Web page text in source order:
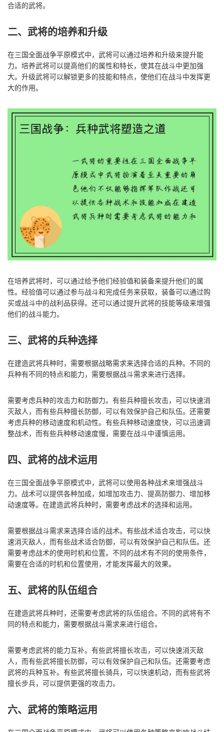
合适的武将。
二、武将的培养和升级
在三国全面战争平原模式中，武将可以通过培养和升级来提升能
力。培养武将可以提高他们的属性和特长，使其在战斗中更加强
大。升级武将可以解锁更多的技能和特点，使他们在战斗中发挥更
大的作用。
在培养武将时，可以通过给予他们经验值和装备来提升他们的属
性。经验值可以通过参与战斗和完成任务来获取，装备可以通过购
买或战斗中的战利品获得。还可以通过提升武将的技能等级来增强
他们的战斗能力。
三、武将的兵种选择
在建造武将兵种时，需要根据战略需求来选择合适的兵种。不同的
兵种有不同的特点和能力，需要根据战斗需求来进行选择。
需要考虑兵种的攻击力和防御力。有些兵种擅长攻击，可以快速消
灭敌人，而有些兵种擅长防御，可以有效保护自己和队伍。还需要
考虑兵种的移动速度和机动性。有些兵种移动速度快，可以迅速调
整战术，而有些兵种移动速度慢，需要在战斗中谨慎运用。
四、武将的战术运用
在三国全面战争平原模式中，武将可以使用各种战术来增强战斗
力。战术可以提供各种加成，如增加攻击力、提高防御力、增加移
动速度等。在建造武将兵种时，需要考虑战术的选择和运用。
需要根据战斗需求来选择合适的战术。有些战术适合攻击，可以快
速消灭敌人，而有些战术适合防御，可以有效保护自己和队伍。还
需要考虑战术的使用时机和位置。不同的战术有不同的使用条件，
需要在合适的时机和位置使用，才能发挥最大的效果。
五、武将的队伍组合
在建造武将兵种时，还需要考虑武将的队伍组合。不同的武将有不
同的特点和能力，需要根据战斗需求来进行组合。
需要考虑武将的能力互补。有些武将擅长攻击，可以快速消灭敌
人，而有些武将擅长防御，可以有效保护自己和队伍。还需要考虑
武将的兵种互补。有些武将擅长骑兵，可以快速机动，而有些武将
擅长步兵，可以提供更强的攻击力。
六、武将的策略运用